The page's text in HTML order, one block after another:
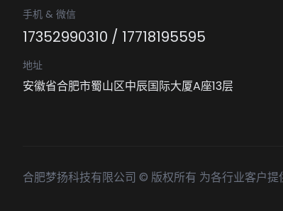
手机 & 微信
17352990310 / 17718195595
地址
安徽省合肥市蜀山区中辰国际大厦A座13层
合肥梦扬科技有限公司 © 版权所有 为各行业客户